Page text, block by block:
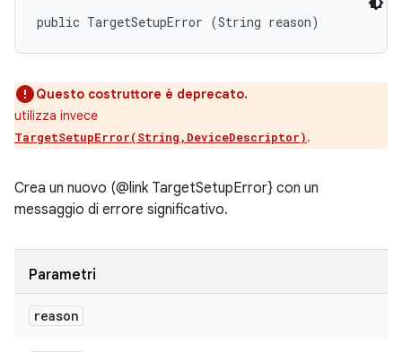
public TargetSetupError (String reason)
Questo costruttore è deprecato.
utilizza invece
TargetSetupError(String,DeviceDescriptor).
Crea un nuovo (@link TargetSetupError} con un
messaggio di errore significativo.
Parametri
reason